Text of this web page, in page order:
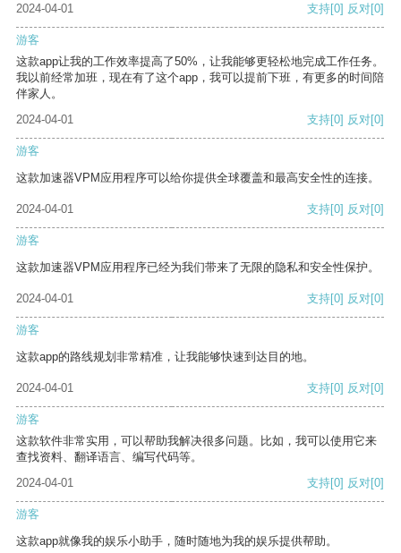
2024-04-01 支持[0] 反对[0]
游客
这款app让我的工作效率提高了50%，让我能够更轻松地完成工作任务。
我以前经常加班，现在有了这个app，我可以提前下班，有更多的时间陪
伴家人。
2024-04-01
支持[0] 反对[0]
游客
这款加速器VPM应用程序可以给你提供全球覆盖和最高安全性的连接。
2024-04-01 支持[0] 反对[0]
游客
这款加速器VPM应用程序已经为我们带来了无限的隐私和安全性保护。
2024-04-01 支持[0] 反对[0]
游客
这款app的路线规划非常精准，让我能够快速到达目的地。
2024-04-01 支持[0] 反对[0]
游客
这款软件非常实用，可以帮助我解决很多问题。比如，我可以使用它来
查找资料、翻译语言、编写代码等。
2024-04-01
支持[0] 反对[0]
游客
这款app就像我的娱乐小助手，随时随地为我的娱乐提供帮助。